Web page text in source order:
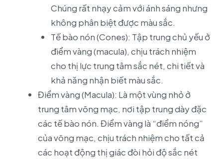
Chúng rất nhạy cảm với ánh sáng nhưng
không phân biệt được màu sắc.
Tế bào nón (Cones): Tập trung chủ yếu ở
điểm vàng (macula), chịu trách nhiệm
cho thị lực trung tâm sắc nét, chi tiết và
khả năng nhận biết màu sắc.
Điểm vàng (Macula): Là một vùng nhỏ ở
trung tâm võng mạc, nơi tập trung dày đặc
các tế bào nón. Điểm vàng là “điểm nóng”
của võng mạc, chịu trách nhiệm cho tất cả
các hoạt động thị giác đòi hỏi độ sắc nét